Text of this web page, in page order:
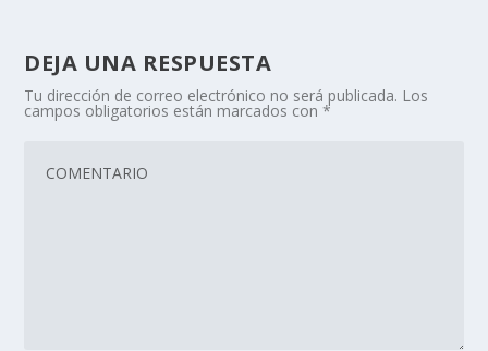
DEJA UNA RESPUESTA
Tu dirección de correo electrónico no será publicada. Los
campos obligatorios están marcados con*